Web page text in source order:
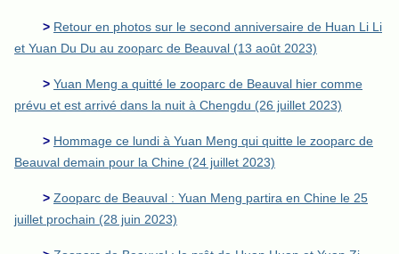
> Retour en photos sur le second anniversaire de Huan Li Li
et Yuan Du Du au zooparc de Beauval (13 août 2023)
> Yuan Meng a quitté le zooparc de Beauval hier comme
prévu et est arrivé dans la nuit à Chengdu (26 juillet 2023)
> Hommage ce lundi à Yuan Meng qui quitte le zooparc de
Beauval demain pour la Chine (24 juillet 2023)
> Zooparc de Beauval : Yuan Meng partira en Chine le 25
juillet prochain (28 juin 2023)